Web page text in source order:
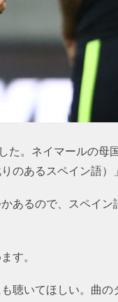
。ネイマールの母
のあるスペイン語）
あるので、スペイ
す。
聴いてほしい。曲